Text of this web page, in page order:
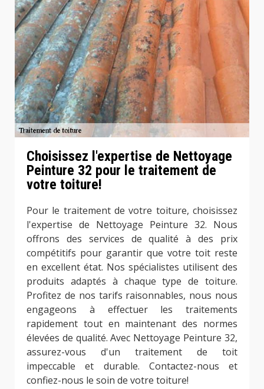
Choisissez l'expertise de Nettoyage
Peinture 32 pour le traitement de
votre toiture!
Pour le traitement de votre toiture, choisissez
l'expertise de Nettoyage Peinture 32. Nous
offrons des services de qualité à des prix
compétitifs pour garantir que votre toit reste
en excellent état. Nos spécialistes utilisent des
produits adaptés à chaque type de toiture.
Profitez de nos tarifs raisonnables, nous nous
engageons à effectuer les traitements
rapidement tout en maintenant des normes
élevées de qualité. Avec Nettoyage Peinture 32,
assurez-vous d'un traitement de toit
impeccable et durable. Contactez-nous et
confiez-nous le soin de votre toiture!